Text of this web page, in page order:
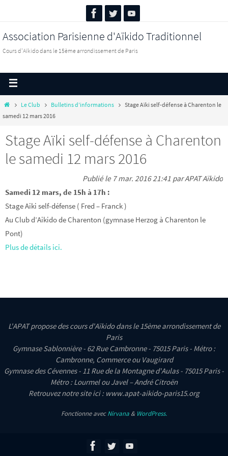
Association Parisienne d'Aïkido Traditionnel
Cours d'Aïkido dans le 15ème arrondissement de Paris
Le Club Bulletins d’informations
Stage Aïki self-défense à Charenton le
samedi 12 mars 2016
Stage Aïki self-défense à Charenton
le samedi 12 mars 2016
Publié le 7 mar. 2016 21:41 par APAT Aïkido
Samedi 12 mars, de 15h à 17h :
Stage Aiki self-défense ( Fred – Franck )
Au Club d’Aikido de Charenton (gymnase Herzog à Charenton le
Pont)
Plus de détails ici.
L'APAT propose des cours d'Aïkido dans le 15ème arrondissement de
Paris
Gymnase Sablonnière - 62 Rue Cambronne - 75015 Paris - Métro :
Cambronne, Commerce ou Vaugirard
Gymnase des Cévennes - 11 Rue de la Montagne d'Aulas - 75015 Paris -
Métro : Lourmel ou Javel – André Citroën
Retrouvez notre site ici : www.apat-aikido-paris15.org
Fonctionne avecNirvana & WordPress.